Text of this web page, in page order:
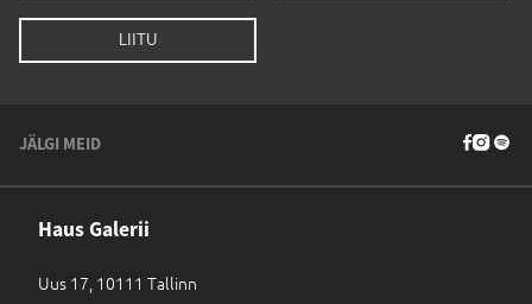
JÄLGI MEID
Haus Galerii
Uus 17, 10111 Tallinn